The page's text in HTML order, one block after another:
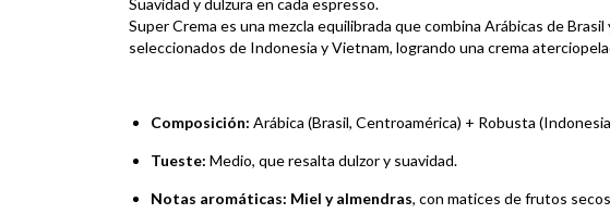
Suavidad y dulzura en cada espresso.
Super Crema es una mezcla equilibrada que combina Arábicas de
seleccionados de Indonesia y Vietnam, logrando una crema
Composición: Arábica (Brasil, Centroamérica) + Robusta
Tueste: Medio, que resalta dulzor y suavidad.
Notas aromáticas: Miel y almendras, con matices de frutos